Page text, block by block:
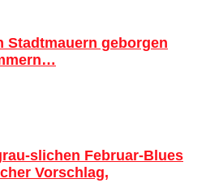
Stadtmauern geborgen
slichen Februar-Blues
Vorschlag,